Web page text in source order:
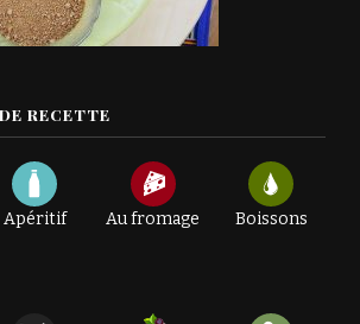
RECETTE
Apéritif Au fromage Boissons